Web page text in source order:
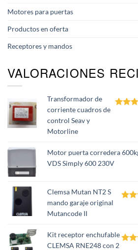
Motores para puertas
Productos en oferta
Receptores y mandos
VALORACIONES
Transformador de
corriente cuadros de
control Seav y
Motorline
Motor puerta corredera
VDS Simply 600 230V
Clemsa Mutan NT2 S
mando garaje original
Mutancode II
Kit receptor enchufable
CLEMSA RNE248 con 2